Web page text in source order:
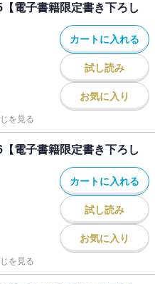
電子書籍限定書き下ろし
カートに入れる
試し読み
お気に入り
を見る
電子書籍限定書き下ろし
カートに入れる
試し読み
お気に入り
を見る